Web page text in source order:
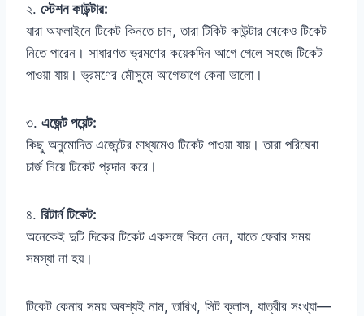
২. স্টেশন কাউন্টার:
যারা অফলাইনে টিকেট কিনতে চান, তারা টিকিট কাউন্টার থেকেও টিকেট
নিতে পারেন। সাধারণত ভ্রমণের কয়েকদিন আগে গেলে সহজে টিকেট
পাওয়া যায়। ভ্রমণের মৌসুমে আগেভাগে কেনা ভালো।
৩. এজেন্ট পয়েন্ট:
কিছু অনুমোদিত এজেন্টের মাধ্যমেও টিকেট পাওয়া যায়। তারা পরিষেবা
চার্জ নিয়ে টিকেট প্রদান করে।
৪. রিটার্ন টিকেট:
অনেকেই দুটি দিকের টিকেট একসঙ্গে কিনে নেন, যাতে ফেরার সময়
সমস্যা না হয়।
টিকেট কেনার সময় অবশ্যই নাম, তারিখ, সিট ক্লাস, যাত্রীর সংখ্যা—